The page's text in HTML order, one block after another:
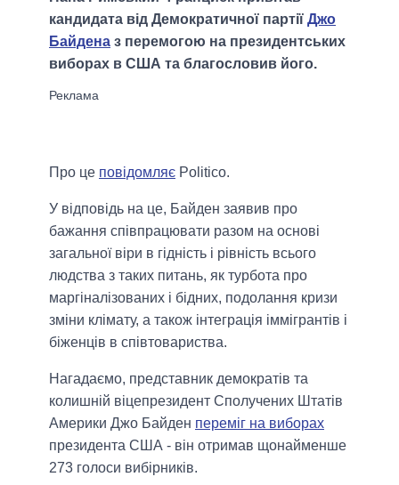
кандидата від Демократичної партії Джо
Байдена з перемогою на президентських
виборах в США та благословив його.
Про це повідомляє Politico.
У відповідь на це, Байден заявив про
бажання співпрацювати разом на основі
загальної віри в гідність і рівність всього
людства з таких питань, як турбота про
маргіналізованих і бідних, подолання кризи
зміни клімату, а також інтеграція іммігрантів і
біженців в співтовариства.
Нагадаємо, представник демократів та
колишній віцепрезидент Сполучених Штатів
Америки Джо Байден переміг на виборах
президента США - він отримав щонайменше
273 голоси вибірників.